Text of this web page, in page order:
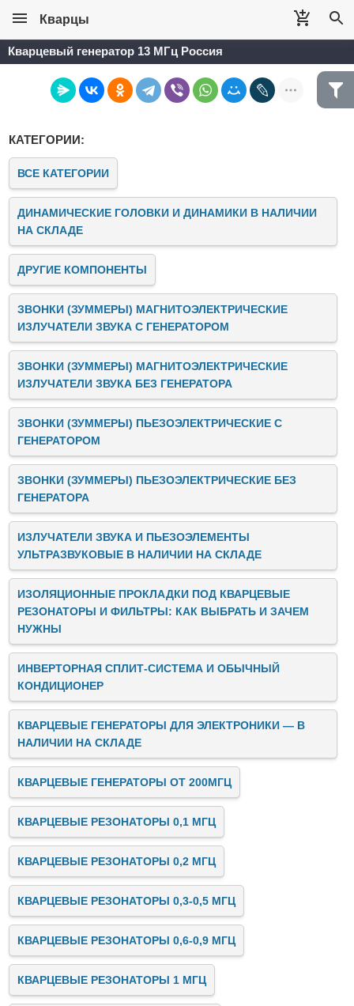
Кварцы
Кварцевый генератор 13 МГц Россия
КАТЕГОРИИ:
ВСЕ КАТЕГОРИИ
ДИНАМИЧЕСКИЕ ГОЛОВКИ И ДИНАМИКИ В НАЛИЧИИ
НА СКЛАДЕ
ДРУГИЕ КОМПОНЕНТЫ
ЗВОНКИ (ЗУММЕРЫ) МАГНИТОЭЛЕКТРИЧЕСКИЕ
ИЗЛУЧАТЕЛИ ЗВУКА C ГЕНЕРАТОРОМ
ЗВОНКИ (ЗУММЕРЫ) МАГНИТОЭЛЕКТРИЧЕСКИЕ
ИЗЛУЧАТЕЛИ ЗВУКА БЕЗ ГЕНЕРАТОРА
ЗВОНКИ (ЗУММЕРЫ) ПЬЕЗОЭЛЕКТРИЧЕСКИЕ C
ГЕНЕРАТОРОМ
ЗВОНКИ (ЗУММЕРЫ) ПЬЕЗОЭЛЕКТРИЧЕСКИЕ БЕЗ
ГЕНЕРАТОРА
ИЗЛУЧАТЕЛИ ЗВУКА И ПЬЕЗОЭЛЕМЕНТЫ
УЛЬТРАЗВУКОВЫЕ В НАЛИЧИИ НА СКЛАДЕ
ИЗОЛЯЦИОННЫЕ ПРОКЛАДКИ ПОД КВАРЦЕВЫЕ
РЕЗОНАТОРЫ И ФИЛЬТРЫ: КАК ВЫБРАТЬ И ЗАЧЕМ
НУЖНЫ
ИНВЕРТОРНАЯ СПЛИТ-СИСТЕМА И ОБЫЧНЫЙ
КОНДИЦИОНЕР
КВАРЦЕВЫЕ ГЕНЕРАТОРЫ ДЛЯ ЭЛЕКТРОНИКИ — В
НАЛИЧИИ НА СКЛАДЕ
КВАРЦЕВЫЕ ГЕНЕРАТОРЫ ОТ 200МГЦ
КВАРЦЕВЫЕ РЕЗОНАТОРЫ 0,1 МГЦ
КВАРЦЕВЫЕ РЕЗОНАТОРЫ 0,2 МГЦ
КВАРЦЕВЫЕ РЕЗОНАТОРЫ 0,3-0,5 МГЦ
КВАРЦЕВЫЕ РЕЗОНАТОРЫ 0,6-0,9 МГЦ
КВАРЦЕВЫЕ РЕЗОНАТОРЫ 1 МГЦ